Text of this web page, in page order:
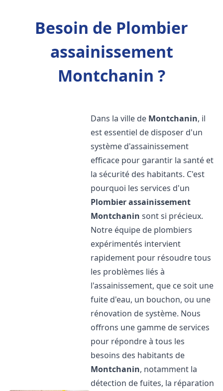
Besoin de Plombier
assainissement
Montchanin ?
Dans la ville de Montchanin, il
est essentiel de disposer d'un
système d'assainissement
efficace pour garantir la santé et
la sécurité des habitants. C'est
pourquoi les services d'un
Plombier assainissement
Montchanin sont si précieux.
Notre équipe de plombiers
expérimentés intervient
rapidement pour résoudre tous
les problèmes liés à
l'assainissement, que ce soit une
fuite d'eau, un bouchon, ou une
rénovation de système. Nous
offrons une gamme de services
pour répondre à tous les
besoins des habitants de
Montchanin, notamment la
détection de fuites, la réparation